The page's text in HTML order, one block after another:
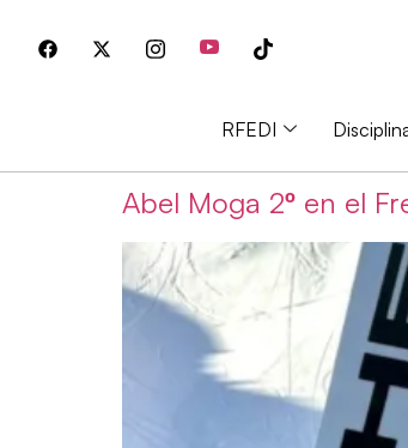
RFEDI
Abel Moga 2º en el